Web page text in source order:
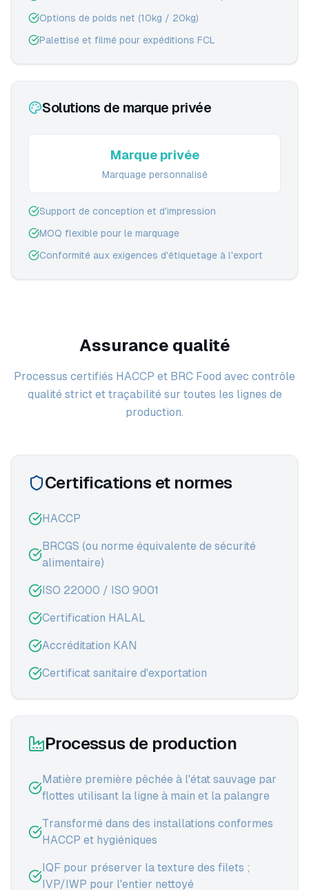
Options de poids net (10kg / 20kg)
Palettisé et filmé pour expéditions FCL
Solutions de marque privée
Marque privée
Marquage personnalisé
Support de conception et d'impression
MOQ flexible pour le marquage
Conformité aux exigences d'étiquetage à l'export
Assurance qualité
Processus certifiés HACCP et BRC Food avec contrôle
qualité strict et traçabilité sur toutes les lignes de
production.
Certifications et normes
HACCP
BRCGS (ou norme équivalente de sécurité
alimentaire)
ISO 22000 / ISO 9001
Certification HALAL
Accréditation KAN
Certificat sanitaire d'exportation
Processus de production
Matière première pêchée à l'état sauvage par
flottes utilisant la ligne à main et la palangre
Transformé dans des installations conformes
HACCP et hygiéniques
IQF pour préserver la texture des filets ;
IVP/IWP pour l'entier nettoyé